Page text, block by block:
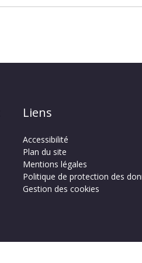
Liens
Accessibilité
Plan du site
Mentions légales
Politique de protection des
Gestion des cookies